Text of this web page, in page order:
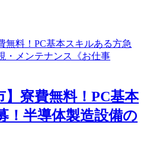
】寮費無料！PC基本
！半導体製造設備の